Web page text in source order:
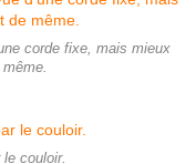
corde fixe, mais mieux
couloir.